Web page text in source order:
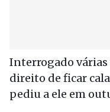
Interrogado várias
direito de ficar
pediu a ele em